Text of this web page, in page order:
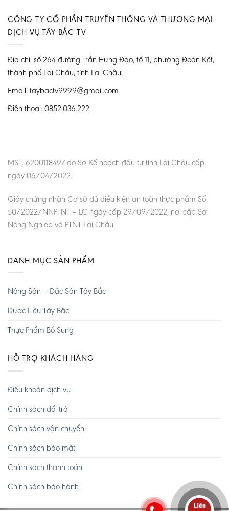
CÔNG TY CỔ PHẦN TRUYỀN THÔNG VÀ THƯƠNG MẠI
DỊCH VỤ TÂY BẮC TV
Địa chỉ: số 264 đường Trần Hưng Đạo, tổ 11, phường Đoàn Kết,
thành phố Lai Châu, tỉnh Lai Châu.
Email: taybactv9999@gmail.com
Điện thoại: 0852.036.222
MST: 6200118497 do Sở Kế hoạch đầu tư tỉnh Lai Châu cấp
ngày 06/04/2022.
Giấy chứng nhận Cơ sở đủ điều kiện an toàn thực phẩm Số
50/2022/NNPTNT – LC ngày cấp 29/09/2022, nơi cấp Sở
Nông Nghiệp và PTNT Lai Châu
DANH MỤC SẢN PHẨM
Nông Sản – Đặc Sản Tây Bắc
Dược Liệu Tây Bắc
Thực Phẩm Bổ Sung
HỖ TRỢ KHÁCH HÀNG
Điều khoản dịch vụ
Chính sách đổi trả
Chính sách vận chuyển
Chính sách bảo mật
Chính sách thanh toán
Chính sách bảo hành